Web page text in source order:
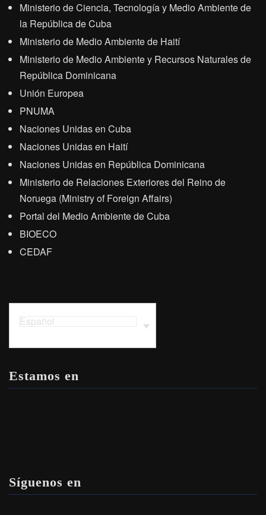
Ministerio de Ciencia, Tecnología y Medio Ambiente de
la República de Cuba
Ministerio de Medio Ambiente de Haití
Ministerio de Medio Ambiente y Recursos Naturales de
República Dominicana
Unión Europea
PNUMA
Naciones Unidas en Cuba
Naciones Unidas en Haití
Naciones Unidas en República Dominicana
Ministerio de Relaciones Exteriores del Reino de
Noruega (Ministry of Foreign Affairs)
Portal del Medio Ambiente de Cuba
BIOECO
CEDAF
Español
Estamos en
Síguenos en